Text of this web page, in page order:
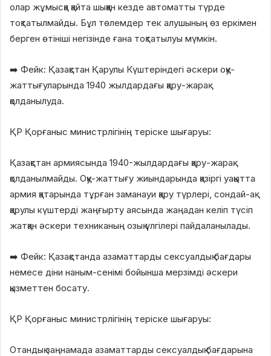
олар жұмысқа қайта шыққан кезде автоматты түрде
тоқтатылмайды. Бұл төлемдер тек алушының өз еркімен
берген өтініші негізінде ғана тоқтатылуы мүмкін.
➡️ Фейк: Қазақстан Қарулы Күштеріндегі әскери оқу-
жаттығуларында 1940 жылдардағы қару-жарақ
қолданылуда.
ҚР Қорғаныс министрлігінің теріске шығаруы:
Қазақстан армиясында 1940-жылдардағы қару-жарақ
қолданылмайды. Оқу-жаттығу жиындарында қазіргі уақытта
армия қатарында тұрған заманауи қару түрлері, сондай-ақ
қарулы күштерді жаңғырту аясында жаңадан келіп түсіп
жатқан әскери техниканың озық үлгілері пайдаланылады.
➡️ Фейк: Қазақстанда азаматтарды сексуалдық бағдары
немесе діни наным-сенімі бойынша мерзімді әскери
қызметтен босату.
ҚР Қорғаныс министрлігінің теріске шығаруы:
Отандық заңнамада азаматтарды сексуалдық бағдарына